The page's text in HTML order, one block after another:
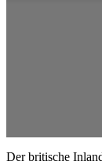
Der britische